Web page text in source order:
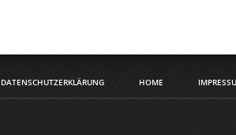
DATENSCHUTZERKLÄRUNG HOME